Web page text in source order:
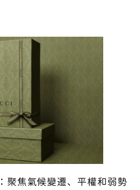
：聚焦氣候變遷、平權和弱勢